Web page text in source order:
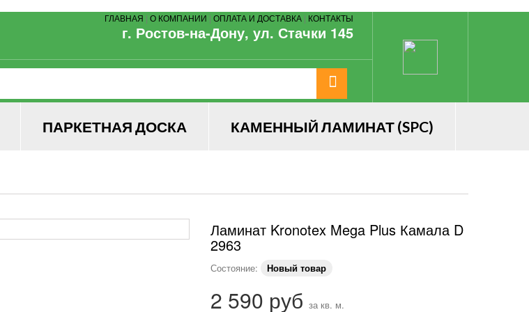
ГЛАВНАЯ | О КОМПАНИИ | ОПЛАТА И ДОСТАВКА | КОНТАКТЫ
г. Ростов-на-Дону, ул. Стачки 145
ПАРКЕТНАЯ ДОСКА КАМЕННЫЙ ЛАМИНАТ (SPC)
Ламинат Kronotex Mega Plus Камала D
2963
Состояние: Новый товар
2 590 руб за кв. м.